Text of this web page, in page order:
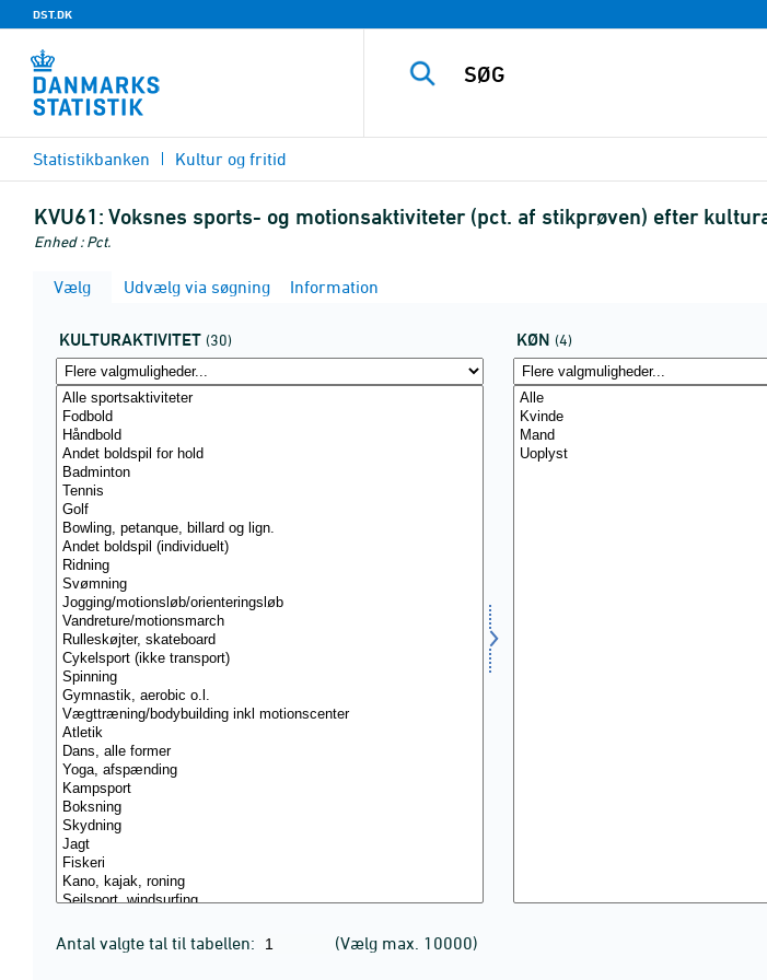
DST.DK
Statistikbanken Kultur og fritid
KVU61: Voksnes sports- og motionsaktiviteter (pct. af stikprøven) efter
Enhed : Pct.
Vælg Udvælg via søgning Information
KULTURAKTIVITET (30) KØN (4)
Antal valgte tal til tabellen: (Vælg max. 10000)